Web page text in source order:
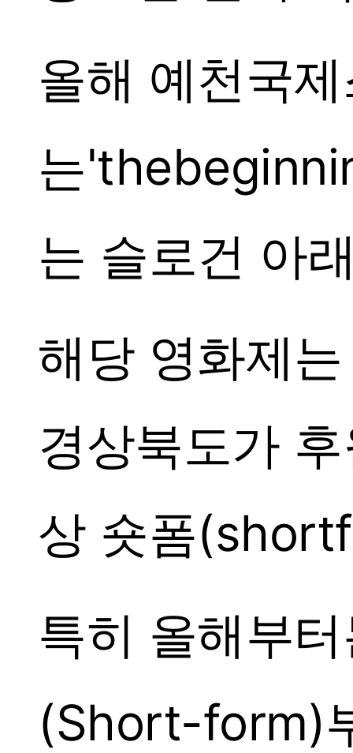
올해 예천국
는
는 슬로건 아
해당 영화제
경상북도가
상 숏폼
특히 올해부
(Short-form)